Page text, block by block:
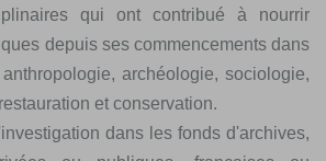
qui ont contribué à nourrir
depuis ses commencements dans
archéologie, sociologie,
et conservation.
dans les fonds d'archives,